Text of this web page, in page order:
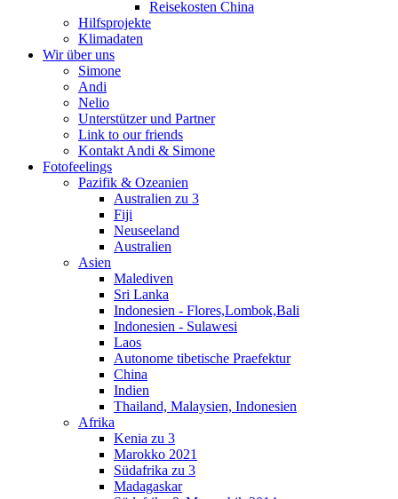
Reisekosten China
Hilfsprojekte
Klimadaten
Wir über uns
Simone
Andi
Nelio
Unterstützer und Partner
Link to our friends
Kontakt Andi & Simone
Fotofeelings
Pazifik & Ozeanien
Australien zu 3
Fiji
Neuseeland
Australien
Asien
Malediven
Sri Lanka
Indonesien - Flores,Lombok,Bali
Indonesien - Sulawesi
Laos
Autonome tibetische Praefektur
China
Indien
Thailand, Malaysien, Indonesien
Afrika
Kenia zu 3
Marokko 2021
Südafrika zu 3
Madagaskar